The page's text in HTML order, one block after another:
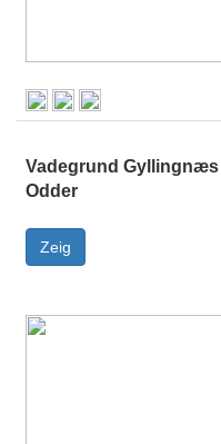
Vadegrund Gyllingnæs
Odder